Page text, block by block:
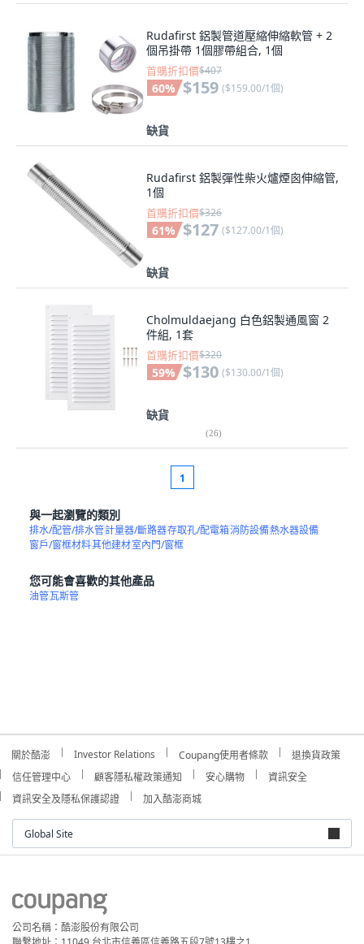
Rudafirst 鋁製管道壓縮伸縮軟管 + 2
個吊掛帶 1個膠帶組合, 1個
首購折扣價$407
60% $159 ($159.00/1個)
缺貨
Rudafirst 鋁製彈性柴火爐煙囪伸縮管,
1個
首購折扣價$326
61% $127 ($127.00/1個)
缺貨
Cholmuldaejang 白色鋁製通風窗 2
件組, 1套
首購折扣價$320
59% $130 ($130.00/1個)
缺貨
(26)
1
與一起瀏覽的類別
排水/配管/排水管計量器/斷路器存取孔/配電箱消防設備熱水器設備
窗戶/窗框材料其他建材室內門/窗框
您可能會喜歡的其他產品
油管瓦斯管
關於酷澎 Investor Relations Coupang使用者條款
退換貨政策
信任管理中心
顧客隱私權政策通知 安心購物
資訊安全
資訊安全及隱私保護認證
加入酷澎商城
Global Site
公司名稱：酷澎股份有限公司